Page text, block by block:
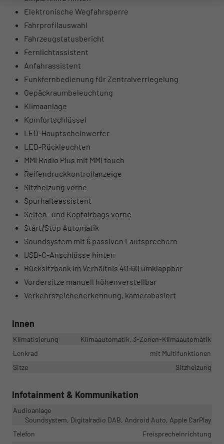
Elektronische Wegfahrsperre
Fahrprofilauswahl
Fahrzeugstatusbericht
Fernlichtassistent
Anfahrassistent
Funkfernbedienung für Zentralverriegelung
Gepäckraumbeleuchtung
Klimaanlage
Komfortschlüssel
LED-Hauptscheinwerfer
LED-Rückleuchten
MMI Radio Plus mit MMI touch
Reifendruckkontrollanzeige
Sitzheizung vorne
Spurhalteassistent
Seiten- und Kopfairbags vorne
Start/Stop Automatik
Soundsystem mit 6 passiven Lautsprechern
USB-C-Anschlüsse hinten
Rücksitzbank im Verhältnis 40:60 umklappbar
Vordersitze manuell höhenverstellbar
Verkehrszeichenerkennung, kamerabasiert
Innen
Klimatisierung
Klimaautomatik, 3-Zonen-Klimaautomatik
Lenkrad
mit Multifunktionen
Sitze
Sitzheizung
Infotainment & Kommunikation
Audioanlage
Soundsystem, Digitalradio DAB, Android Auto, Apple CarPlay
Telefon
Freisprecheinrichtung